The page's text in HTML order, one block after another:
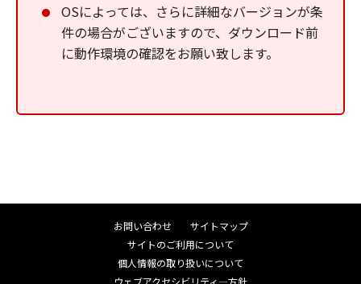
OSによっては、さらに詳細なバージョンが条
件の場合がございますので、ダウンロード前
に動作環境の確認をお願い致します。
お問い合わせ
サイトマップ
サイトのご利用について
個人情報の取り扱いについて
ウェブアクセシビリティ―方針